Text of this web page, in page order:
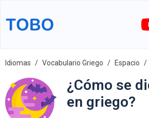
Idiomas Vocabulario Griego Espacio
¿Cómo se
en griego?